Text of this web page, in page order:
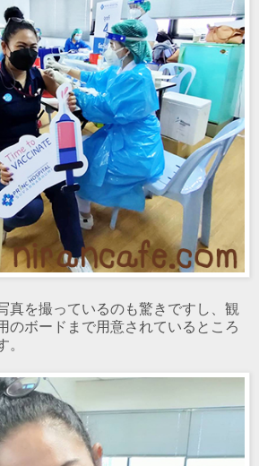
真を撮っているのも驚きですし、観
のボードまで用意されているところ
。